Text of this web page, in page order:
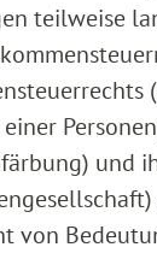
teilweise
und
von